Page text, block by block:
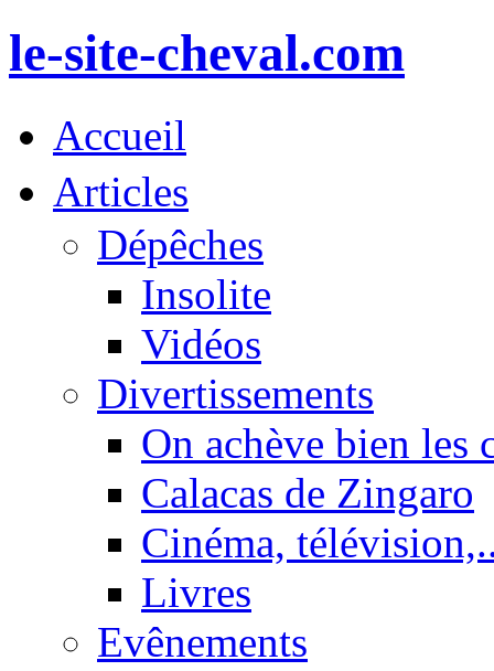
le-site-cheval.com
Accueil
Articles
Dépêches
Insolite
Vidéos
Divertissements
On achève bien les
Calacas de Zingaro
Cinéma,
Livres
Evênements